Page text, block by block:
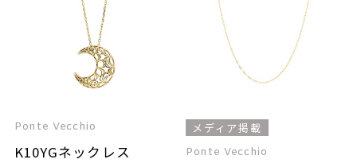
Ponte Vecchio
K10YGネックレス
メディア掲載
Ponte Vecchio